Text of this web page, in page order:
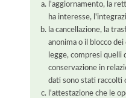
l'aggiornamento, la
ha interesse,
la cancellazione, la
anonima o il blocco
legge, compresi quelli
conservazione in
dati sono stati raccolti
l'attestazione che le